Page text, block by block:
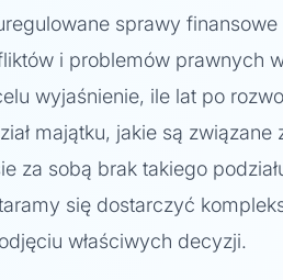
sprawy
i problemów prawnych
wyjaśnienie, ile lat po
majątku, jakie są
za sobą brak takiego
się dostarczyć
właściwych decyzji.